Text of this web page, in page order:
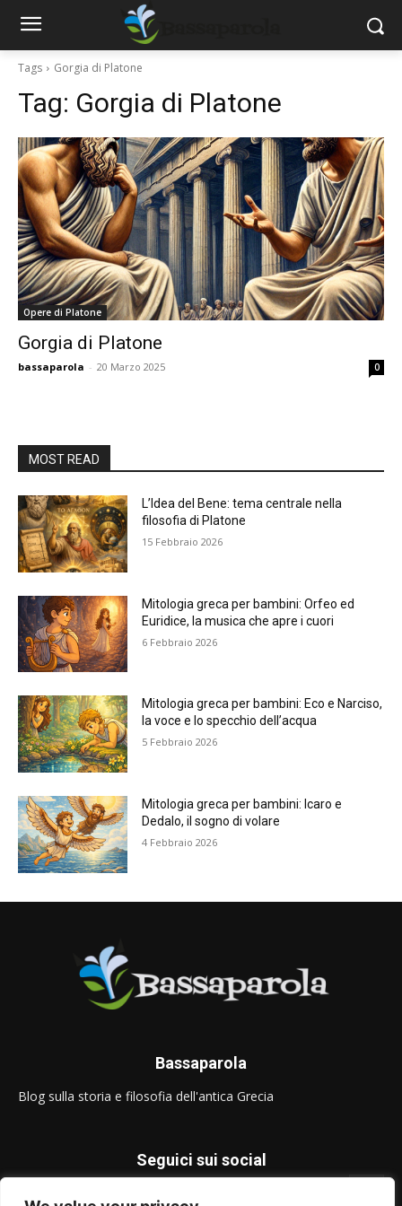
Tags Gorgia di Platone
Tag: Gorgia di Platone
Opere di Platone
Gorgia di Platone
bassaparola - 20 Marzo 2025 0
MOST READ
L’Idea del Bene: tema centrale nella
filosofia di Platone
15 Febbraio 2026
Mitologia greca per bambini: Orfeo ed
Euridice, la musica che apre i cuori
6 Febbraio 2026
Mitologia greca per bambini: Eco e Narciso,
la voce e lo specchio dell’acqua
5 Febbraio 2026
Mitologia greca per bambini: Icaro e
Dedalo, il sogno di volare
4 Febbraio 2026
Bassaparola
Blog sulla storia e filosofia dell'antica Grecia
Seguici sui social